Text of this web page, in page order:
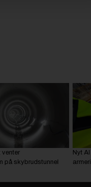
venter
på skybrudstunnel
Nyt